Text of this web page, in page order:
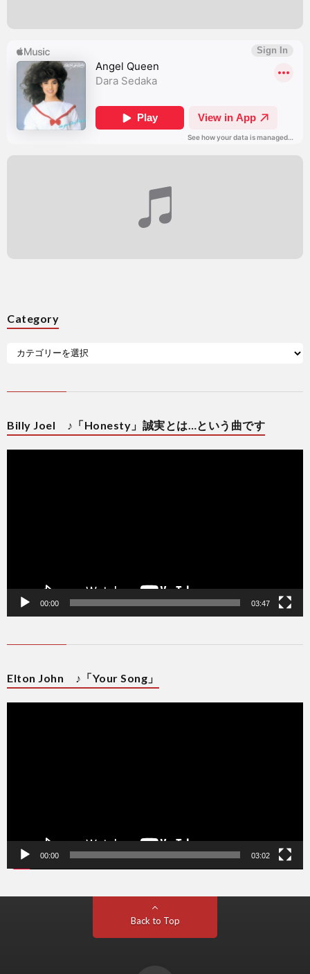
Category
Billy Joel ♪「Honesty」誠実とは…という曲です
動
00:00 03:47
Elton John ♪「Your Song」
動
00:00 03:02
Back to Top